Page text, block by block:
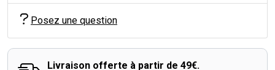
Posez une question
Livraison offerte à partir de 49€.